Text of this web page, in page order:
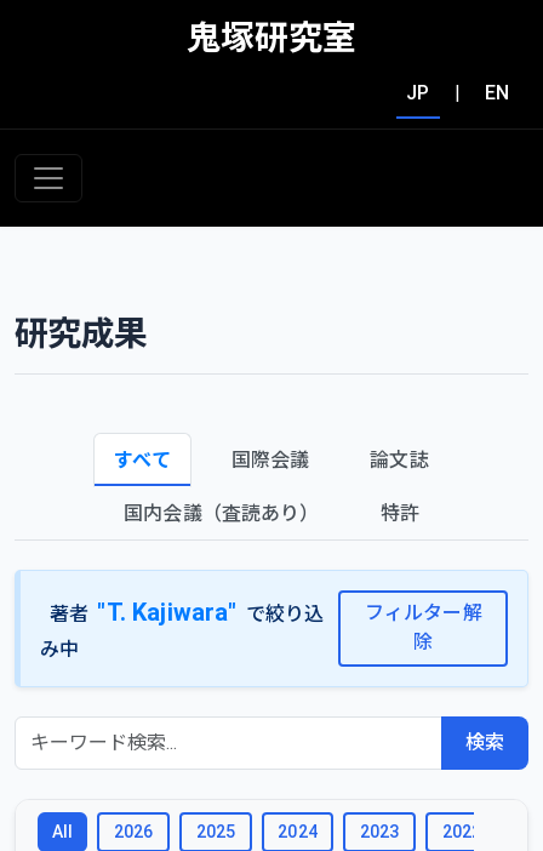
鬼塚研究室
JP | EN
研究成果
すべて 国際会議 論文誌
国内会議（査読あり） 特許
著者 "T. Kajiwara" で絞り込
み中
フィルター解
除
検索
All 2026 2025 2024 2023 2022